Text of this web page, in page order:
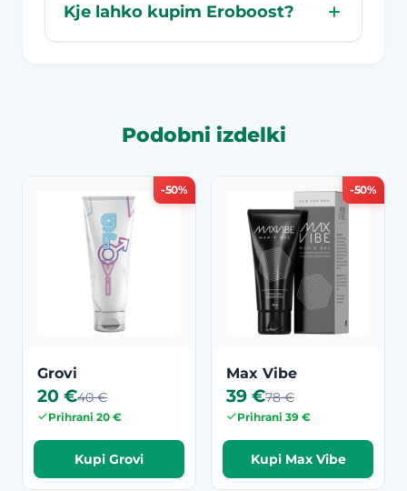
Kje lahko kupim Eroboost?
Podobni izdelki
-50%
Grovi
20 €40 €
Prihrani 20 €
Kupi Grovi
-50%
Max Vibe
39 €78 €
Prihrani 39 €
Kupi Max Vibe